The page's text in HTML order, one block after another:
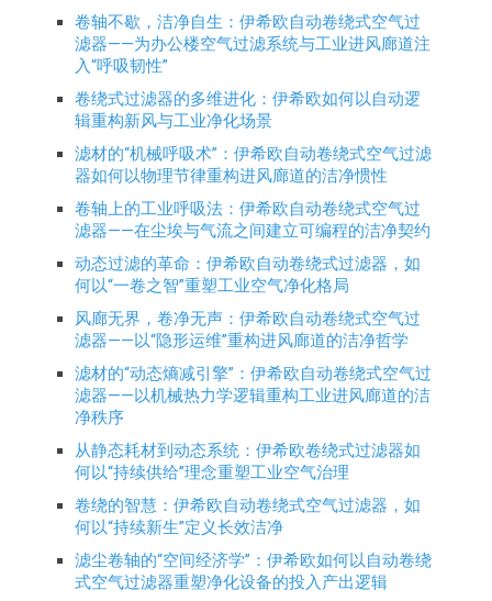
卷轴不歇，洁净自生：伊希欧自动卷绕式空气过
滤器——为办公楼空气过滤系统与工业进风廊道注
入“呼吸韧性”
卷绕式过滤器的多维进化：伊希欧如何以自动逻
辑重构新风与工业净化场景
滤材的“机械呼吸术”：伊希欧自动卷绕式空气过滤
器如何以物理节律重构进风廊道的洁净惯性
卷轴上的工业呼吸法：伊希欧自动卷绕式空气过
滤器——在尘埃与气流之间建立可编程的洁净契约
动态过滤的革命：伊希欧自动卷绕式过滤器，如
何以“一卷之智”重塑工业空气净化格局
风廊无界，卷净无声：伊希欧自动卷绕式空气过
滤器——以“隐形运维”重构进风廊道的洁净哲学
滤材的“动态熵减引擎”：伊希欧自动卷绕式空气过
滤器——以机械热力学逻辑重构工业进风廊道的洁
净秩序
从静态耗材到动态系统：伊希欧卷绕式过滤器如
何以“持续供给”理念重塑工业空气治理
卷绕的智慧：伊希欧自动卷绕式空气过滤器，如
何以“持续新生”定义长效洁净
滤尘卷轴的“空间经济学”：伊希欧如何以自动卷绕
式空气过滤器重塑净化设备的投入产出逻辑